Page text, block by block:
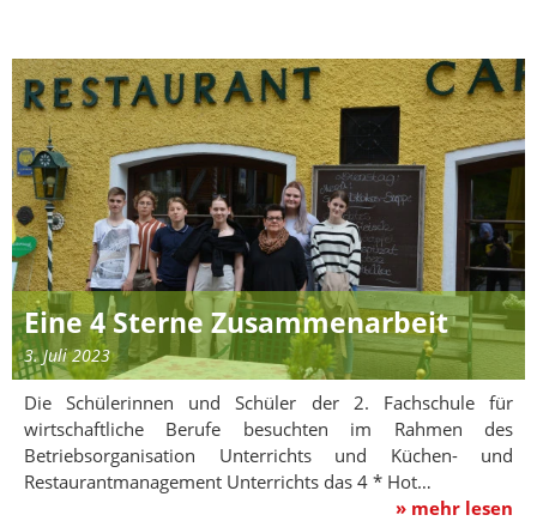
Eine 4 Sterne Zusammenarbeit
3. Juli 2023
Die Schülerinnen und Schüler der 2. Fachschule für
wirtschaftliche Berufe besuchten im Rahmen des
Betriebsorganisation Unterrichts und Küchen- und
Restaurantmanagement Unterrichts das 4 * Hot…
» mehr lesen